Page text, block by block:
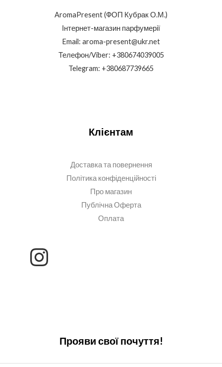
AromaPresent (ФОП Кубрак О.М.)
Інтернет-магазин парфумерії
Email: aroma-present@ukr.net
Телефон/Viber: +380674039005
Telegram: +380687739665
Клієнтам
Доставка та повернення
Політика конфіденційності
Про магазин
Публічна Оферта
Оплата
Прояви свої почуття!